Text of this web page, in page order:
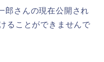
郎さんの現在公開され
ることができませんで